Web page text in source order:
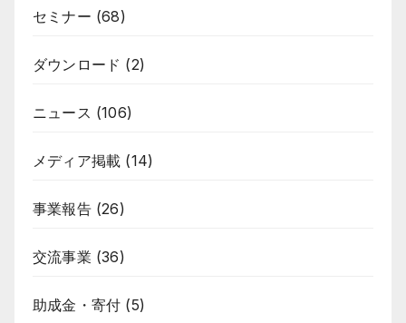
セミナー (68)
ダウンロード (2)
ニュース (106)
メディア掲載 (14)
事業報告(26)
交流事業 (36)
助成金・寄付 (5)